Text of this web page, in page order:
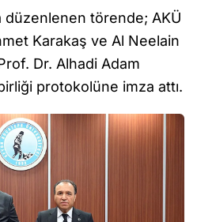
düzenlenen törende; AKÜ
Karakaş ve Al Neelain
Dr. Alhadi Adam
protokolüne imza attı.